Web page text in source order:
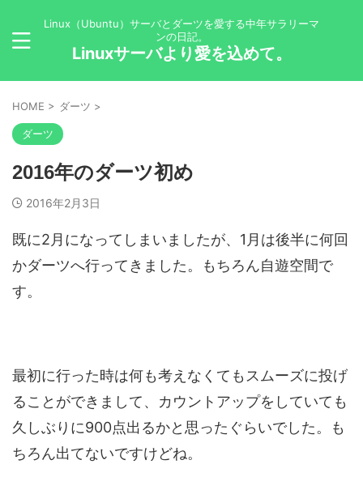
Linux（Ubuntu）サーバとダーツを愛する中年サラリーマ
ンの日記。
Linuxサーバより愛を込めて。
HOME > ダーツ >
ダーツ
2016年のダーツ初め
2016年2月3日
既に2月になってしまいましたが、1月は後半に何回
かダーツへ行ってきました。もちろん自遊空間で
す。
最初に行った時は何も考えなくてもスムーズに投げ
ることができまして、カウントアップをしていても
久しぶりに900点出るかと思ったぐらいでした。も
ちろん出てないですけどね。